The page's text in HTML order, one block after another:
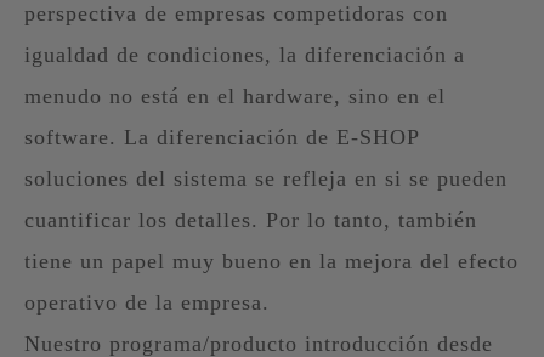
perspectiva de empresas competidoras con
igualdad de condiciones, la diferenciación a
menudo no está en el hardware, sino en el
software. La diferenciación de E-SHOP
soluciones del sistema se refleja en si se pueden
cuantificar los detalles. Por lo tanto, también
tiene un papel muy bueno en la mejora del efecto
operativo de la empresa.
Nuestro programa/producto introducción desde